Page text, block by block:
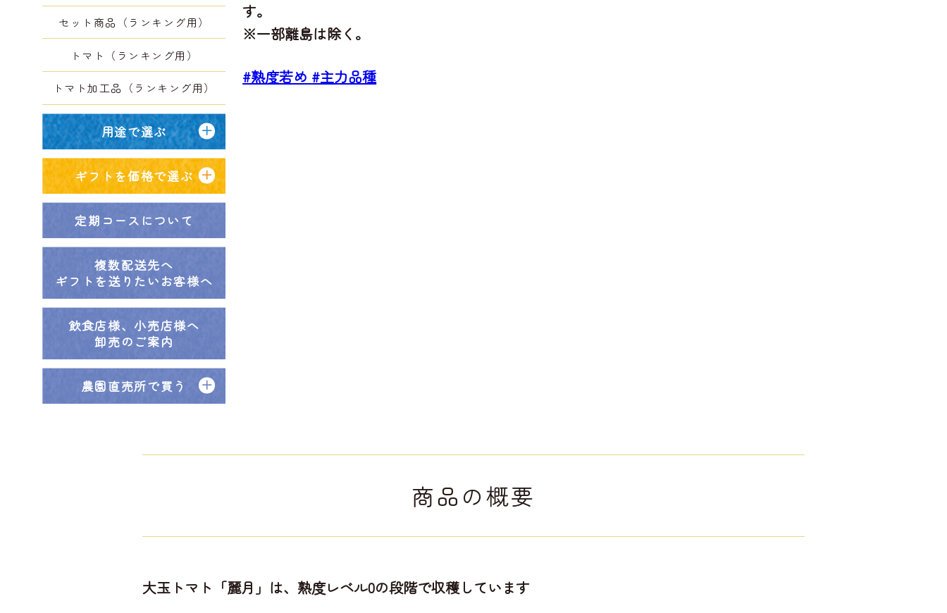
す。
※一部離島は除く。
#熟度若め #主力品種
セット商品（ランキング用）
トマト（ランキング用）
トマト加工品（ランキング用）
用途で選ぶ
ギフトを価格で選ぶ
定期コースについて
複数配送先へ
ギフトを送りたいお客様へ
飲食店様、小売店様へ
卸売のご案内
農園直売所で買う
商品の概要
大玉トマト「麗月」は、熟度レベル0の段階で収穫しています